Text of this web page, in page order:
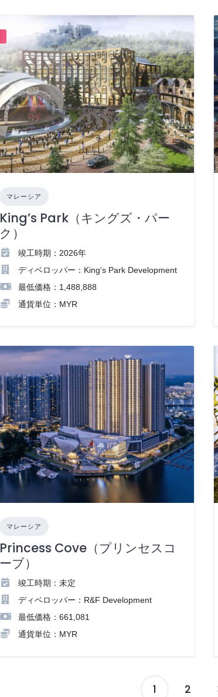
マレーシア
King’s Park（キングズ・パー
ク）
竣工時期：2026年
ディベロッパー：King's Park Development
最低価格：1,488,888
通貨単位：MYR
マレーシア
Princess Cove（プリンセスコ
ーブ）
竣工時期：未定
ディベロッパー：R&F Development
最低価格：661,081
通貨単位：MYR
1 2